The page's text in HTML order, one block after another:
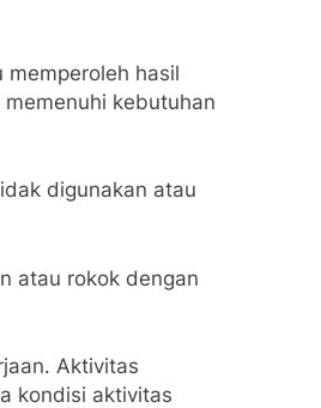
hasil
kebutuhan
digunakan atau
atau rokok dengan
Aktivitas
kondisi aktivitas